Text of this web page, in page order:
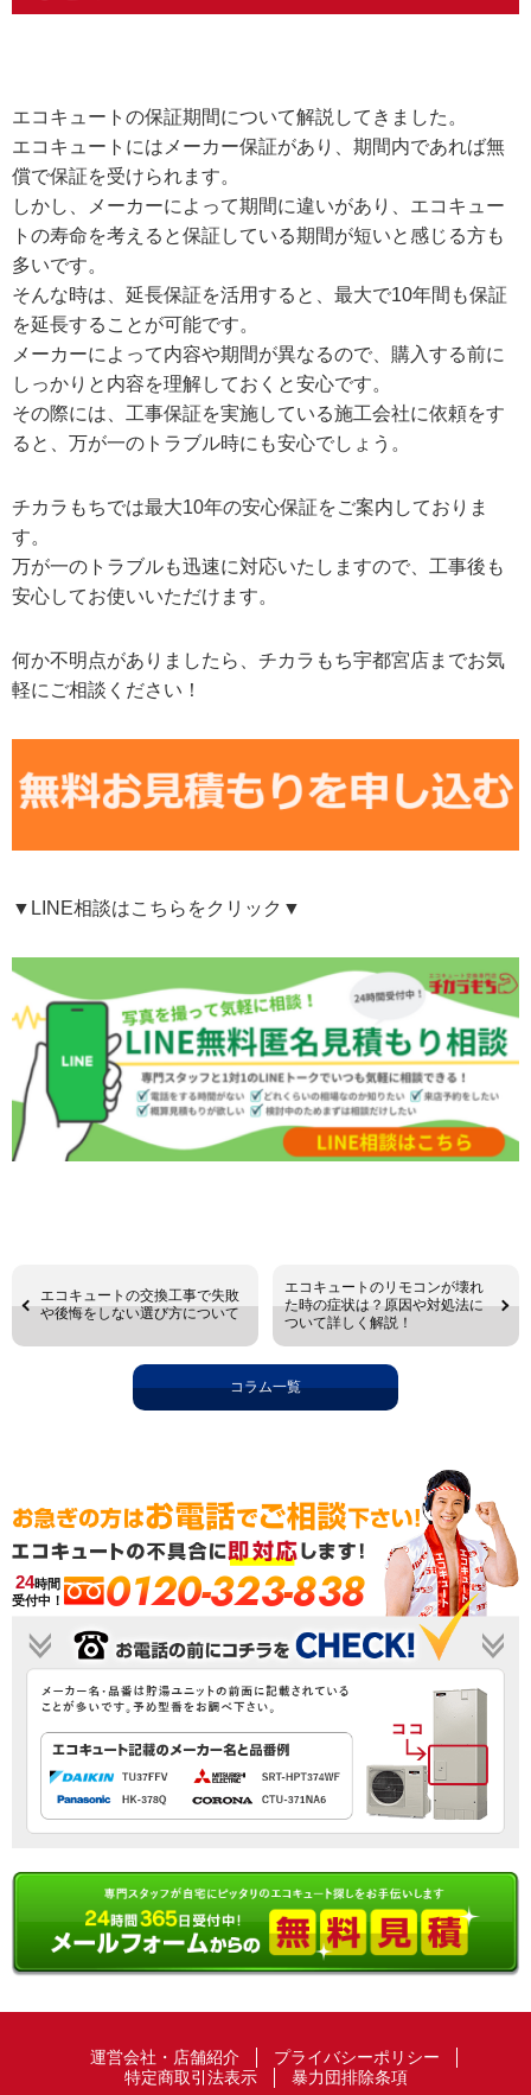
エコキュートの保証期間について解説してきました。
エコキュートにはメーカー保証があり、期間内であれば無
償で保証を受けられます。
しかし、メーカーによって期間に違いがあり、エコキュー
トの寿命を考えると保証している期間が短いと感じる方も
多いです。
そんな時は、延長保証を活用すると、最大で10年間も保証
を延長することが可能です。
メーカーによって内容や期間が異なるので、購入する前に
しっかりと内容を理解しておくと安心です。
その際には、工事保証を実施している施工会社に依頼をす
ると、万が一のトラブル時にも安心でしょう。
チカラもちでは最大10年の安心保証をご案内しておりま
す。
万が一のトラブルも迅速に対応いたしますので、工事後も
安心してお使いいただけます。
何か不明点がありましたら、チカラもち宇都宮店までお気
軽にご相談ください！
▼LINE相談はこちらをクリック▼
エコキュートの交換工事で失敗
や後悔をしない選び方について
エコキュートのリモコンが壊れ
た時の症状は？原因や対処法に
ついて詳しく解説！
コラム一覧
24時間
受付中！
0120-323-838
運営会社・店舗紹介
プライバシーポリシー
特定商取引法表示
暴力団排除条項